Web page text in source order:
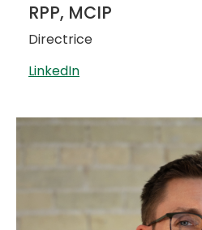
RPP, MCIP
Directrice
LinkedIn